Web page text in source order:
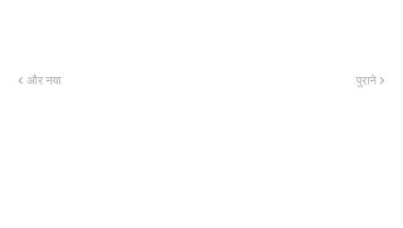
और नया पुराने